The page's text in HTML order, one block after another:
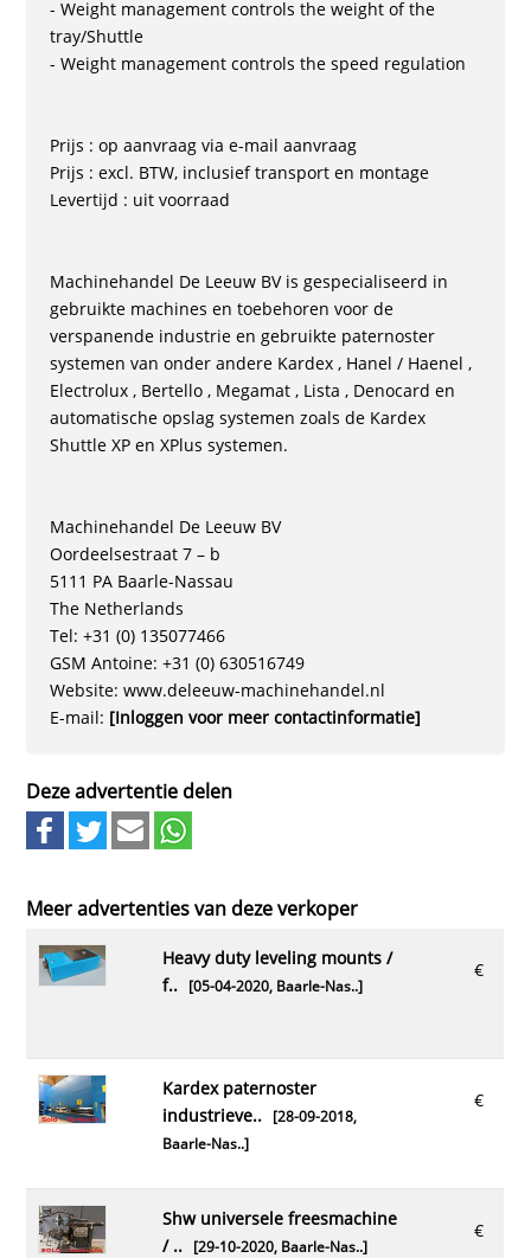
- Weight management controls the weight of the
tray/Shuttle
- Weight management controls the speed regulation
Prijs : op aanvraag via e-mail aanvraag
Prijs : excl. BTW, inclusief transport en montage
Levertijd : uit voorraad
Machinehandel De Leeuw BV is gespecialiseerd in
gebruikte machines en toebehoren voor de
verspanende industrie en gebruikte paternoster
systemen van onder andere Kardex , Hanel / Haenel ,
Electrolux , Bertello , Megamat , Lista , Denocard en
automatische opslag systemen zoals de Kardex
Shuttle XP en XPlus systemen.
Machinehandel De Leeuw BV
Oordeelsestraat 7 – b
5111 PA Baarle-Nassau
The Netherlands
Tel: +31 (0) 135077466
GSM Antoine: +31 (0) 630516749
Website: www.deleeuw-machinehandel.nl
E-mail: [Inloggen voor meer contactinformatie]
Deze advertentie delen
Meer advertenties van deze verkoper
€
heavy duty leveling mounts /
f..[05-04-2020, Baarle-Nas..]
€
kardex paternoster
industrieve..[28-09-2018,
Baarle-Nas..]
€
shw universele freesmachine
/ ..[29-10-2020, Baarle-Nas..]